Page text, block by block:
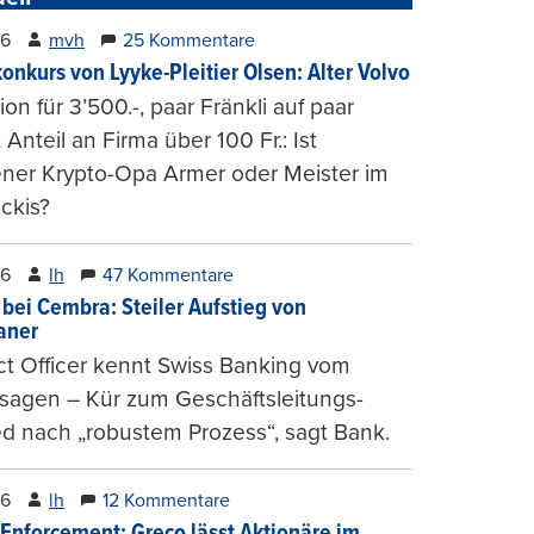
mvh 25 Kommentare
von Lyyke-Pleitier Olsen: Alter Volvo
für 3’500.-, paar Fränkli auf paar
Anteil an Firma über 100 Fr.: Ist
Krypto-Opa Armer oder Meister im
lh 47 Kommentare
Cembra: Steiler Aufstieg von
Officer kennt Swiss Banking vom
– Kür zum Geschäftsleitungs-
nach „robustem Prozess“, sagt Bank.
lh 12 Kommentare